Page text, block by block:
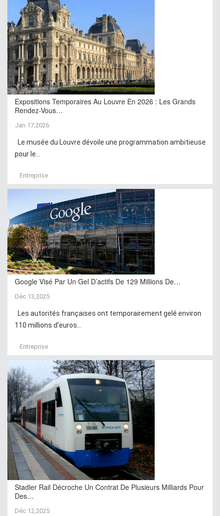
Expositions Temporaires Au Louvre En 2026 : Les Grands
Rendez-Vous…
Jan 17,2026
Le musée du Louvre dévoile une programmation ambitieuse
pour le...
Entreprise
Google Visé Par Un Gel D’actifs De 129 Millions De…
Déc 13,2025
Les autorités françaises ont temporairement gelé environ
110 millions d’euros...
Entreprise
Stadler Rail Décroche Un Contrat De Plusieurs Milliards Pour
Des…
Déc 12,2025